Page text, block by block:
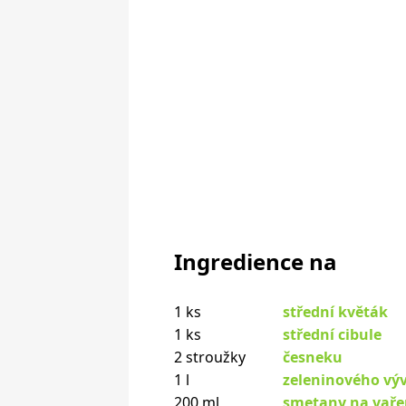
Ingredience na
1 ks
střední květák
1 ks
střední cibule
2 stroužky
česneku
1 l
zeleninového